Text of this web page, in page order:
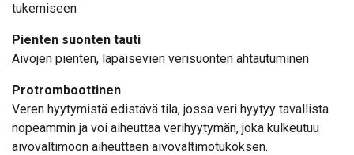
tukemiseen
Pienten suonten tauti
Aivojen pienten, läpäisevien verisuonten ahtautuminen
Protromboottinen
Veren hyytymistä edistävä tila, jossa veri hyytyy tavallista
nopeammin ja voi aiheuttaa verihyytymän, joka kulkeutuu
aivovaltimoon aiheuttaen aivovaltimotukoksen.